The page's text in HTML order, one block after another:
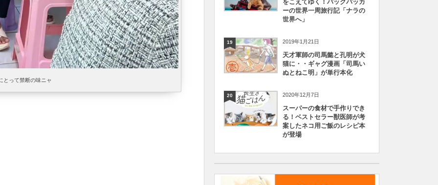
とって禁断の味ニャ
をこえてゆく！バックパッカ
ーの世界一周旅行記「ナラの
世界へ」
19 2019年1月21日
天才軍師の司馬懿と孔明が犬
猫に・・ギャグ漫画「司馬い
ぬとねこ明」が単行本化
20 2020年12月7日
スーパーの食材で手作りでき
る！ベストセラー獣医師が考
案したネコ用ご飯のレシピ本
が登場